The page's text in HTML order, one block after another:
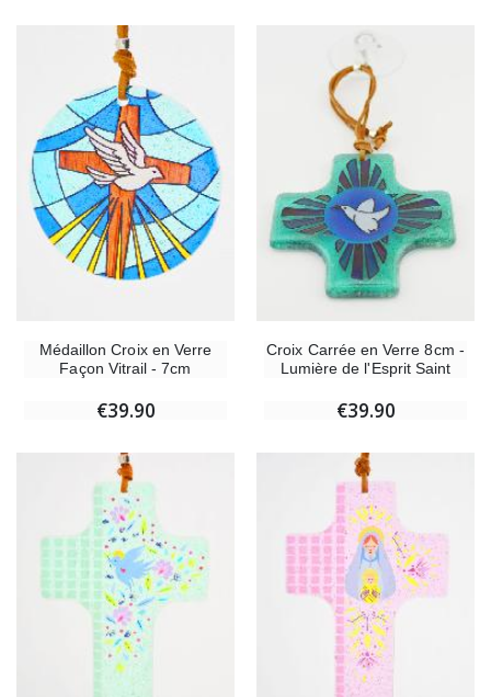
Médaillon Croix en Verre
Façon Vitrail - 7cm
€39.90
Croix Carrée en Verre 8cm -
Lumière de l'Esprit Saint
€39.90